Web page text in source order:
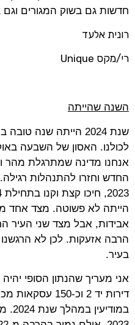
חדשות גם בשוק המגורים
רונית אלעד
רי/מקס Unique
השנה שהייתה
לכולנו. האסון של השבעה
אנחנו מדינה שמתרגלת מהר
החדש וחזרו להתנהלות
הייתה לא פשוטה. מצד אחד
אבידות, אבל מצד שני העיר
הרבה אזעקות. לכן לא
בעיר.
דירות יד 2 וכ-